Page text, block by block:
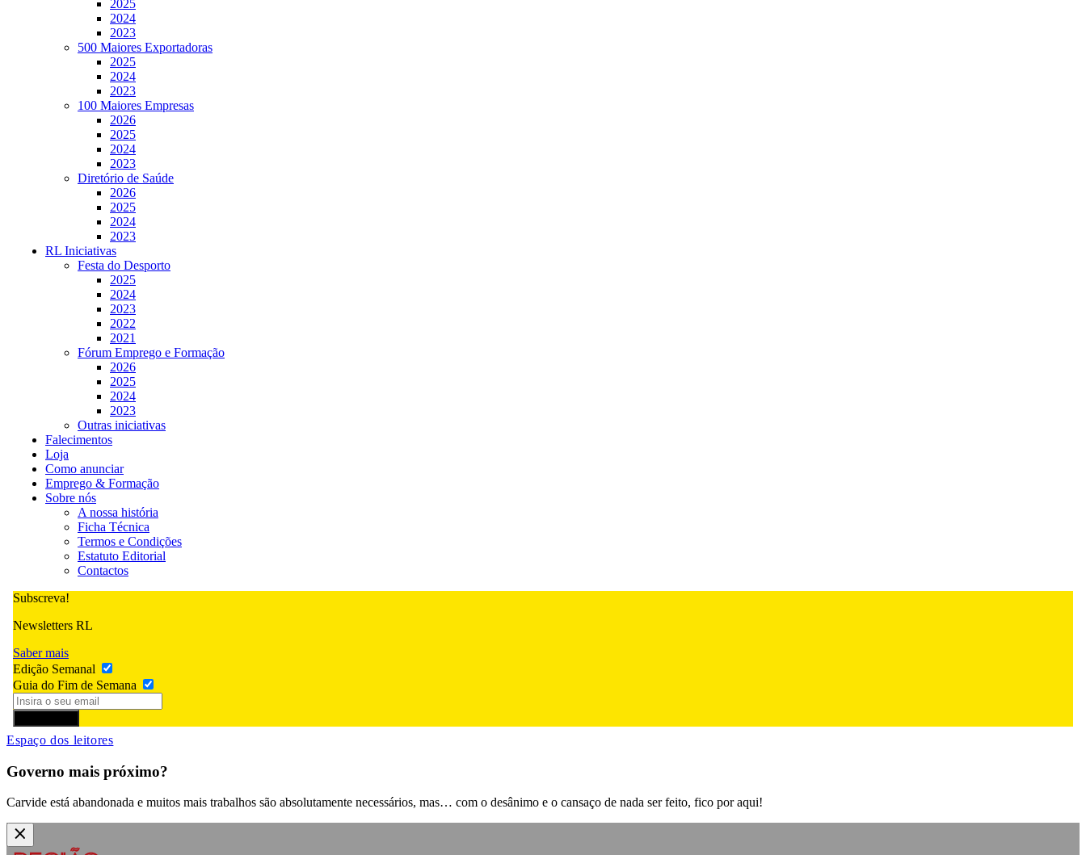
2025
2024
2023
500 Maiores Exportadoras
2025
2024
2023
100 Maiores Empresas
2026
2025
2024
2023
Diretório de Saúde
2026
2025
2024
2023
RL Iniciativas
Festa do Desporto
2025
2024
2023
2022
2021
Fórum Emprego e Formação
2026
2025
2024
2023
Outras iniciativas
Falecimentos
Loja
Como anunciar
Emprego & Formação
Sobre nós
A nossa história
Ficha Técnica
Termos e Condições
Estatuto Editorial
Contactos
Subscreva!
Newsletters RL
Saber mais
Edição Semanal
Guia do Fim de Semana
Espaço dos leitores
Governo mais próximo?
Carvide está abandonada e muitos mais trabalhos são absolutamente necessários, mas… com o desânimo e o cansaço de nada ser feito, fico por aqui!